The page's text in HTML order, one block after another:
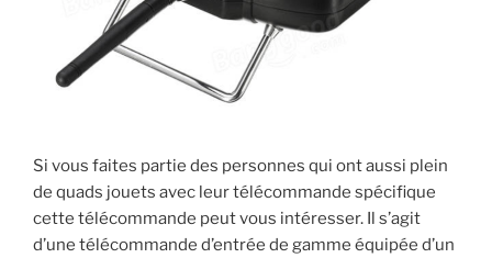
Si vous faites partie des personnes qui ont aussi plein
de quads jouets avec leur télécommande spécifique
cette télécommande peut vous intéresser. Il s’agit
d’une télécommande d’entrée de gamme équipée d’un